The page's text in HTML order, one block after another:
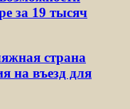
за 19 тысяч
страна
на въезд для